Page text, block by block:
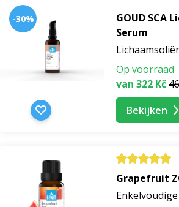
-30%
GOUD SCA
Serum
Op voorraad
van 322 Kč
Bekijken
Grapefruit